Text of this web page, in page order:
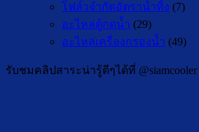
โฟล์วจำกัดอัตราน้ำทิ้ง (7)
อะไหล่ตู้กดน้ำ (29)
อะไหล่เครื่องกรองน้ำ (49)
รับชมคลิปสาระน่ารู้ดีๆได้ที่ @siamcooler